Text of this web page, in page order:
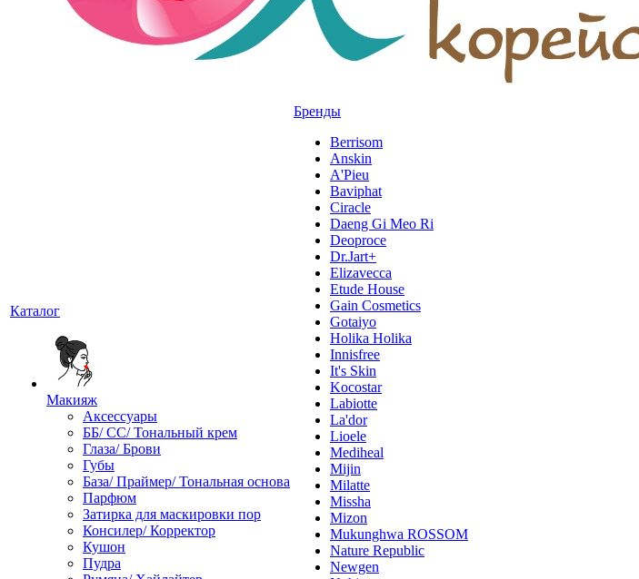
Каталог
Макияж
Аксессуары
ББ/ СС/ Тональный крем
Глаза/ Брови
Губы
База/ Праймер/ Тональная основа
Парфюм
Затирка для маскировки пор
Консилер/ Корректор
Кушон
Пудра
Бренды
Berrisom
Anskin
A'Pieu
Baviphat
Ciracle
Daeng Gi Meo Ri
Deoproce
Dr.Jart+
Elizavecca
Etude House
Gain Cosmetics
Gotaiyo
Holika Holika
Innisfree
It's Skin
Kocostar
Labiotte
La'dor
Lioele
Mediheal
Mijin
Milatte
Missha
Mizon
Mukunghwa ROSSOM
Nature Republic
Newgen